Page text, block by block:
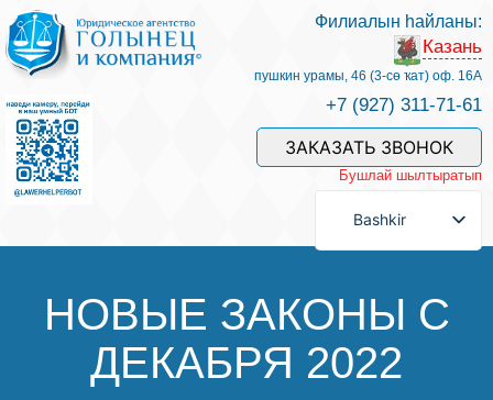
Беҙҙең белгестәр һәм хеҙмәттәр
Хеҙмәт хаҡын түләү
Һорау биреү
Баһалама
Филиалын һайланы:
Казань
пушкин урамы, 46 (3-сө ҡат) оф. 16А
+7 (927) 311-71-61
ЗАКАЗАТЬ ЗВОНОК
Бушлай шылтыратып
Bashkir
НОВЫЕ ЗАКОНЫ С
ДЕКАБРЯ 2022